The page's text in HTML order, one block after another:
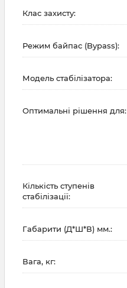
Клас захисту:
Режим байпас (Bypass):
Модель стабілізатора:
Оптимальні рішення для:
Кількість ступенів
стабілізації:
Габарити (Д*Ш*В) мм.:
Вага, кг: